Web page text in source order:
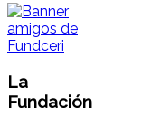
La
Fundación